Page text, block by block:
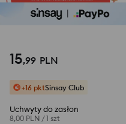
15,99 PLN
+16 pktSinsay Club
Uchwyty do zasłon
8,00 PLN /1 szt